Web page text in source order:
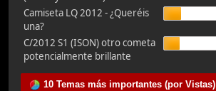
Camiseta LQ 2012 - ¿Queréis
una?
C/2012 S1 (ISON) otro cometa
potencialmente brillante
10 Temas más importantes (por Vistas)